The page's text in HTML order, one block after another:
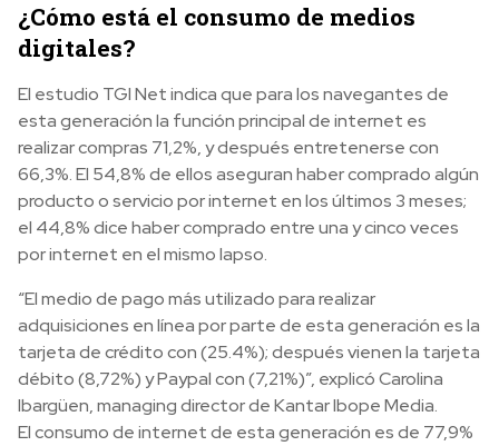
¿Cómo está el consumo de medios
digitales?
El estudio TGI Net indica que para los navegantes de
esta generación la función principal de internet es
realizar compras 71,2%, y después entretenerse con
66,3%. El 54,8% de ellos aseguran haber comprado algún
producto o servicio por internet en los últimos 3 meses;
el 44,8% dice haber comprado entre una y cinco veces
por internet en el mismo lapso.
“El medio de pago más utilizado para realizar
adquisiciones en línea por parte de esta generación es la
tarjeta de crédito con (25.4%); después vienen la tarjeta
débito (8,72%) y Paypal con (7,21%)”, explicó Carolina
Ibargüen, managing director de Kantar Ibope Media.
El consumo de internet de esta generación es de 77,9%